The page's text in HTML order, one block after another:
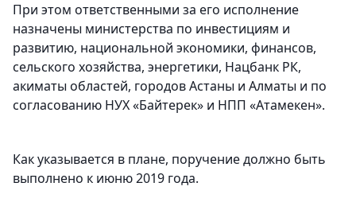
При этом ответственными за его исполнение
назначены министерства по инвестициям и
развитию, национальной экономики, финансов,
сельского хозяйства, энергетики, Нацбанк РК,
акиматы областей, городов Астаны и Алматы и по
согласованию НУХ «Байтерек» и НПП «Атамекен».
Как указывается в плане, поручение должно быть
выполнено к июню 2019 года.